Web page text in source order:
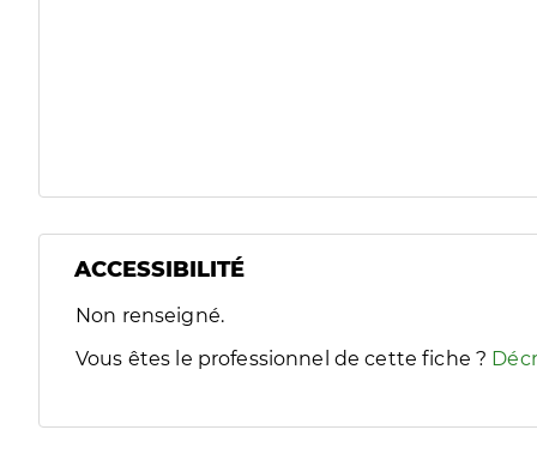
ACCESSIBILITÉ
Filtres
Sélectionnez un ou plusieurs handicaps/besoins
Non renseigné.
Vous êtes le professionnel de cette fiche ?